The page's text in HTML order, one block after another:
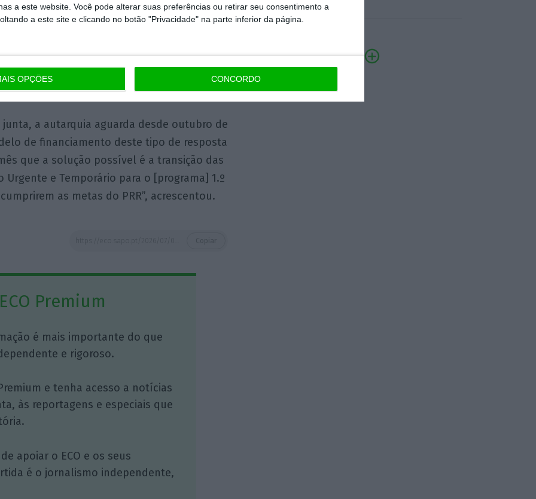
a este website. Você pode alterar suas preferências ou retirar seu consentimento a
a este site e clicando no botão "Privacidade" na parte inferior da página.
OPÇÕES CONCORDO
Azinheira dos Barros, qual será o uso
quase 24 meses”.
autonomização de vítimas de violência
com gestão a cargo da Fundação Padre
à Vítima (APAV), referiu.
a autarquia aguarda desde outubro de
de financiamento deste tipo de resposta
que a solução possível é a transição das
e Temporário para o [programa] 1.º
as metas do PRR”, acrescentou.
Premium
é mais importante do que
e rigoroso.
e tenha acesso a notícias
às reportagens e especiais que
apoiar o ECO e os seus
é o jornalismo independente,